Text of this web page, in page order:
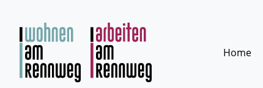
springen
Home